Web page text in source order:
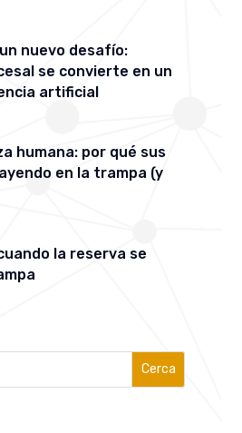
nuevo desafío:
se convierte en un
artificial
humana: por qué sus
en la trampa (y
la reserva se
Cerca